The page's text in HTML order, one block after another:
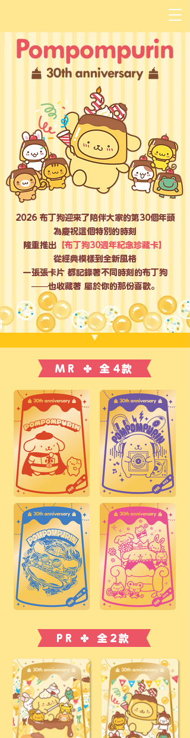
2026 布丁狗迎來了陪伴大家的第30個年頭
為慶祝這個特別的時刻
隆重推出 【布丁狗30週年紀念珍藏卡】
從經典模樣到全新風格
一張張卡片 都記錄著不同時刻的布丁狗
——也收藏著 屬於你的那份喜歡。
▼
MR ✤ 全4款
PR ✤ 全2款